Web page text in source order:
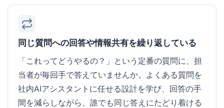
同じ質問への回答や情報共有を繰り返している
「これってどうやるの？」という定番の質問に、担
当者が毎回手で答えていませんか。よくある質問を
社内AIアシスタントに任せる設計を学び、回答の手
間を減らしながら、誰でも同じ答えにたどり着ける